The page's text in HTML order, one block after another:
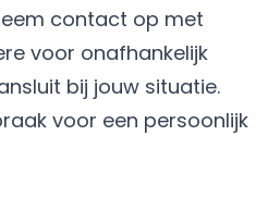
contact op met
voor onafhankelijk
bij jouw situatie.
voor een persoonlijk